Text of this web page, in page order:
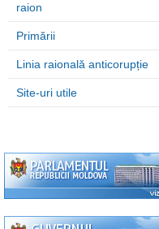
raion
Primării
Linia raională anticorupție
Site-uri utile